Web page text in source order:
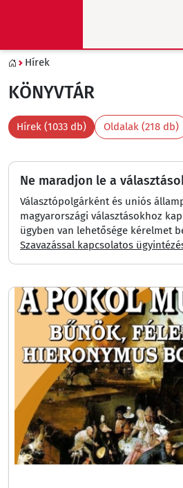
Hírek
KÖNYVTÁR
Hírek (1033 db) Oldalak (218 db)
Ne maradjon le a
Választópolgárként és uniós
magyarországi választásokhoz
ügyben van lehetősége kérelmet
Szavazással kapcsolatos